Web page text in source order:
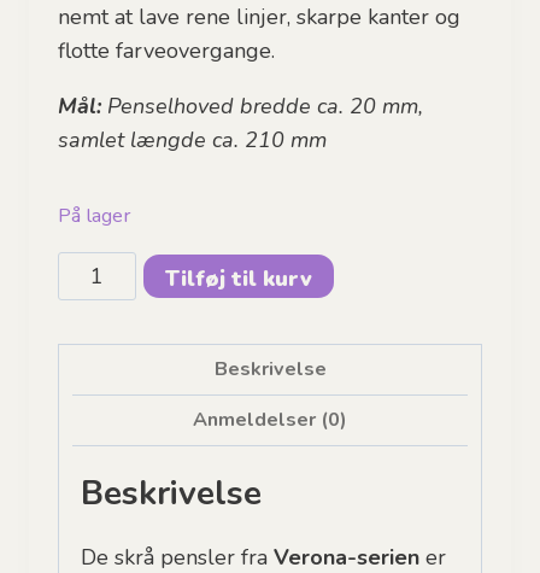
nemt at lave rene linjer, skarpe kanter og
flotte farveovergange.
Mål: Penselhoved bredde ca. 20 mm,
samlet længde ca. 210 mm
På lager
Facepainting
Hub,
Angle
Tilføj til kurv
Beskrivelse
Anmeldelser (0)
Beskrivelse
De skrå pensler fra Verona-serien er